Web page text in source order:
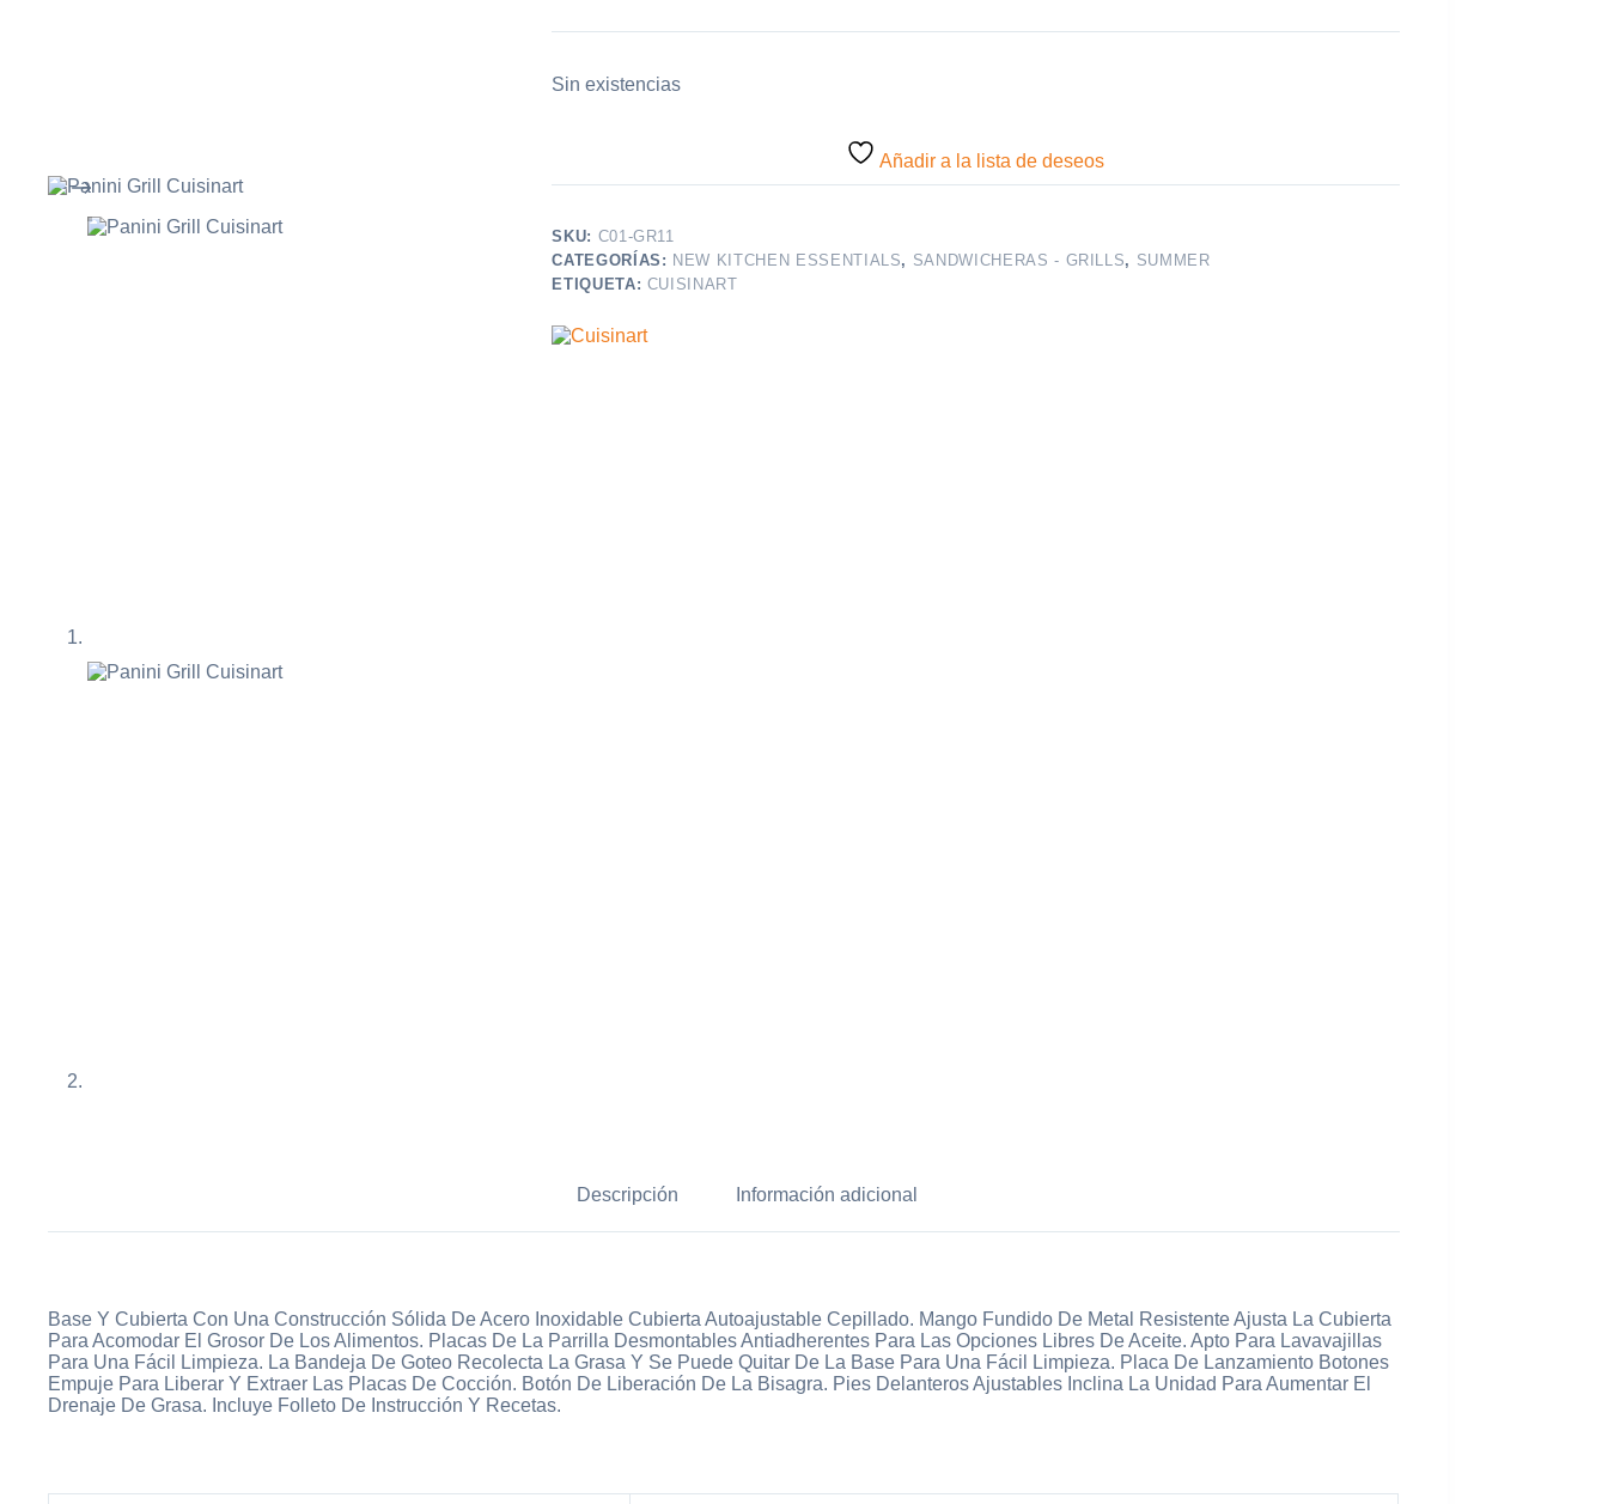
Sin existencias
Añadir a la lista de deseos
SKU: C01-GR11
CATEGORÍAS: NEW KITCHEN ESSENTIALS, SANDWICHERAS - GRILLS, SUMMER
ETIQUETA: CUISINART
Descripción Información adicional
Base Y Cubierta Con Una Construcción Sólida De Acero Inoxidable Cubierta Autoajustable Cepillado. Mango Fundido De Metal Resistente Ajusta La Cubierta
Para Acomodar El Grosor De Los Alimentos. Placas De La Parrilla Desmontables Antiadherentes Para Las Opciones Libres De Aceite. Apto Para Lavavajillas
Para Una Fácil Limpieza. La Bandeja De Goteo Recolecta La Grasa Y Se Puede Quitar De La Base Para Una Fácil Limpieza. Placa De Lanzamiento Botones
Empuje Para Liberar Y Extraer Las Placas De Cocción. Botón De Liberación De La Bisagra. Pies Delanteros Ajustables Inclina La Unidad Para Aumentar El
Drenaje De Grasa. Incluye Folleto De Instrucción Y Recetas.